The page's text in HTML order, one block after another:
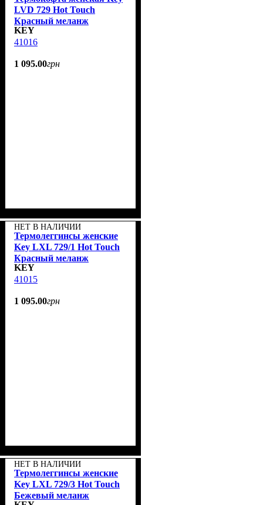
LVD 729 Hot Touch
Красный меланж
KEY
41016
1 095.00грн
НЕТ В НАЛИЧИИ
Термолеггинсы женские
Key LXL 729/1 Hot Touch
Красный меланж
KEY
41015
1 095.00грн
НЕТ В НАЛИЧИИ
Термолеггинсы женские
Key LXL 729/3 Hot Touch
Бежевый меланж